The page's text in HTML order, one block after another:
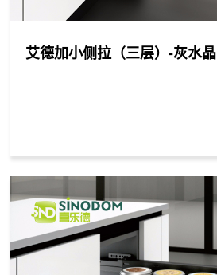
艾德加小侧拉（三层）-灰水晶